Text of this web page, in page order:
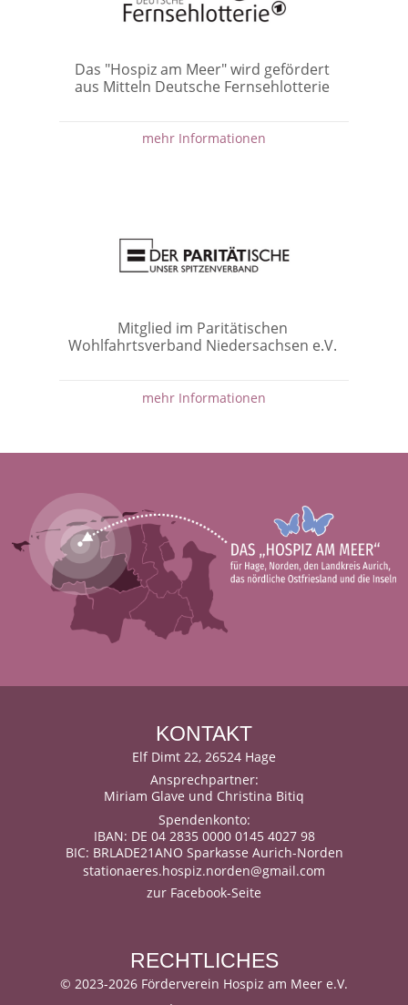
Das "Hospiz am Meer" wird gefördert
aus Mitteln Deutsche Fernsehlotterie
mehr Informationen
Mitglied im Paritätischen
Wohlfahrtsverband Niedersachsen e.V.
mehr Informationen
KONTAKT
Elf Dimt 22, 26524 Hage
Ansprechpartner:
Miriam Glave und Christina Bitiq
Spendenkonto:
IBAN: DE 04 2835 0000 0145 4027 98
BIC: BRLADE21ANO Sparkasse Aurich-Norden
stationaeres.hospiz.norden@gmail.com
zur Facebook-Seite
RECHTLICHES
© 2023-2026 Förderverein Hospiz am Meer e.V.